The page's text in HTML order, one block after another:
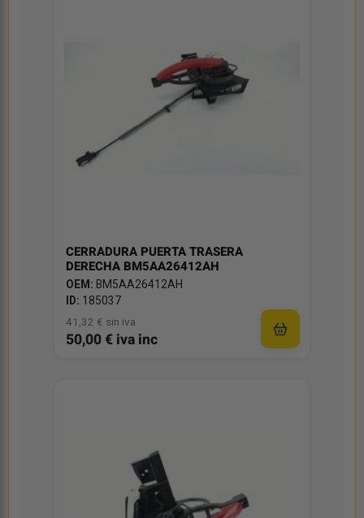
CERRADURA PUERTA TRASERA
DERECHA BM5AA26412AH
OEM: BM5AA26412AH
ID: 185037
41,32 € sin iva
50,00 € iva inc